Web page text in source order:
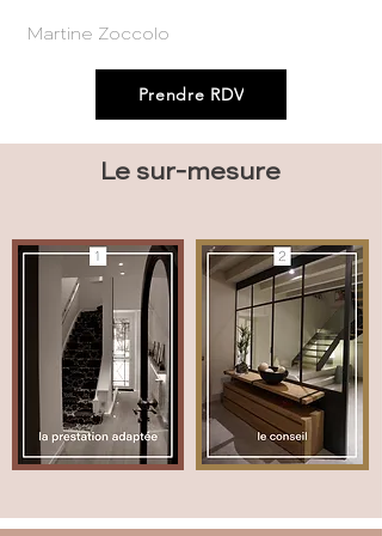
Martine Zoccolo
Prendre RDV
Le sur-mesure